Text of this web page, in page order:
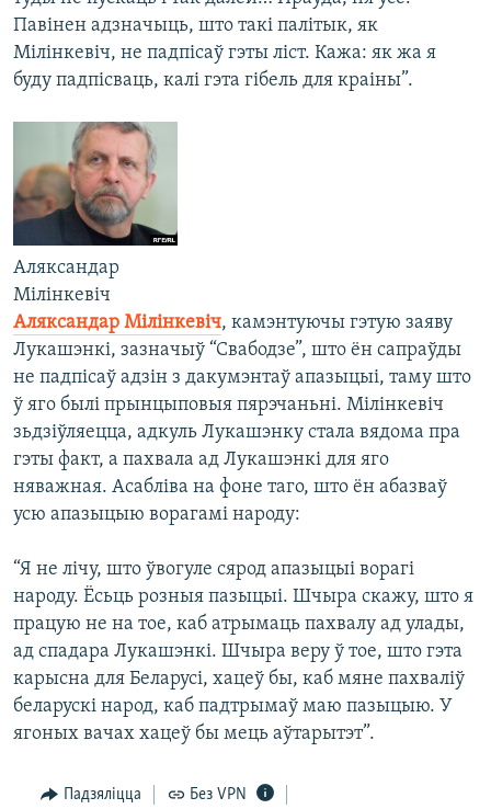
Павінен адзначыць, што такі палітык, як
Мілінкевіч, не падпісаў гэты ліст. Кажа: як жа я
буду падпісваць, калі гэта гібель для краіны”.
Аляксандар
Мілінкевіч
Аляксандар Мілінкевіч, камэнтуючы гэтую заяву
Лукашэнкі, зазначыў “Свабодзе”, што ён сапраўды
не падпісаў адзін з дакумэнтаў апазыцыі, таму што
ў яго былі прынцыповыя пярэчаньні. Мілінкевіч
зьдзіўляецца, адкуль Лукашэнку стала вядома пра
гэты факт, а пахвала ад Лукашэнкі для яго
няважная. Асабліва на фоне таго, што ён абазваў
усю апазыцыю ворагамі народу:
“Я не лічу, што ўвогуле сярод апазыцыі ворагі
народу. Ёсьць розныя пазыцыі. Шчыра скажу, што я
працую не на тое, каб атрымаць пахвалу ад улады,
ад спадара Лукашэнкі. Шчыра веру ў тое, што гэта
карысна для Беларусі, хацеў бы, каб мяне пахваліў
беларускі народ, каб падтрымаў маю пазыцыю. У
ягоных вачах хацеў бы мець аўтарытэт”.
Падзяліцца Без VPN